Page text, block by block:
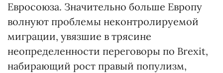
Евросоюза. Значительно больше Европу
волнуют проблемы неконтролируемой
миграции, увязшие в трясине
неопределенности переговоры по Brexit,
набирающий рост правый популизм,